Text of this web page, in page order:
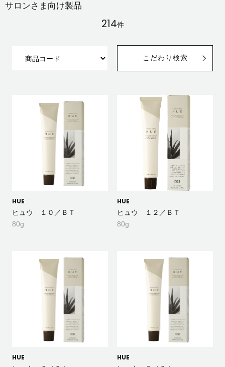
サロンさま向け製品
214件
こだわり検索
HUE
ヒュウ １０／ＢＴ
80g
HUE
ヒュウ １２／ＢＴ
80g
HUE HUE